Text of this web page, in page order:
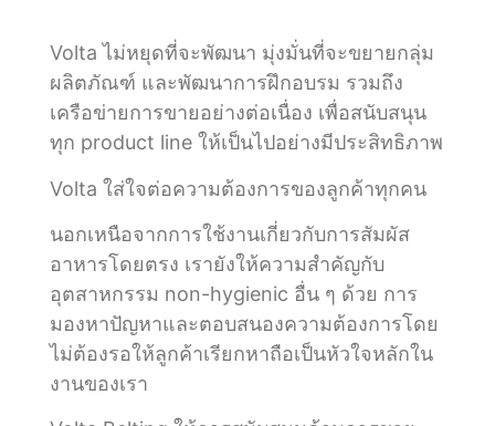
Volta ไม่หยุดที่จะพัฒนา มุ่งมั่นที่จะขยายกลุ่ม
ผลิตภัณฑ์ และพัฒนาการฝึกอบรม รวมถึง
เครือข่ายการขายอย่างต่อเนื่อง เพื่อสนับสนุน
ทุก product line ให้เป็นไปอย่างมีประสิทธิภาพ
Volta ใส่ใจต่อความต้องการของลูกค้าทุกคน
นอกเหนือจากการใช้งานเกี่ยวกับการสัมผัส
อาหารโดยตรง เรายังให้ความสำคัญกับ
อุตสาหกรรม non-hygienic อื่น ๆ ด้วย การ
มองหาปัญหาและตอบสนองความต้องการโดย
ไม่ต้องรอให้ลูกค้าเรียกหาถือเป็นหัวใจหลักใน
งานของเรา